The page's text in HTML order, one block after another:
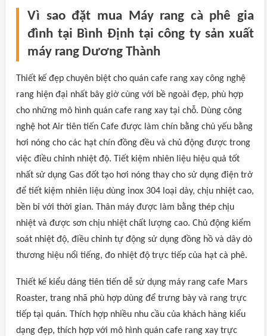
Vì sao đặt mua Máy rang cà phê gia
đình tại Bình Định tại công ty sản xuất
máy rang Dương Thành
Thiết kế đẹp chuyên biệt cho quán cafe rang xay công nghệ
rang hiện đại nhất bây giờ cùng với bề ngoài đẹp, phù hợp
cho những mô hình quán cafe rang xay tại chỗ. Dùng công
nghệ hot Air tiên tiến Cafe được làm chín bằng chủ yếu bằng
hơi nóng cho các hạt chín đồng đều và chủ động được trong
việc điều chỉnh nhiệt độ. Tiết kiệm nhiên liệu hiệu quả tốt
nhất sử dụng Gas đốt tạo hơi nóng thay cho sử dụng điện trở
để tiết kiệm nhiên liệu dùng inox 304 loại dày, chịu nhiệt cao,
bền bỉ với thời gian. Thân máy được làm bằng thép chịu
nhiệt và được sơn chịu nhiệt chất lượng cao. Chủ động kiểm
soát nhiệt độ, điều chỉnh tự động sử dụng đồng hồ và dây dò
thương hiệu nổi tiếng, đo nhiệt độ trực tiếp của hạt cà phê.
Thiết kế kiểu dáng tiên tiến dễ sử dụng máy rang cafe Mars
Roaster, trang nhã phù hợp dùng để trưng bày và rang trực
tiếp tại quán. Thích hợp nhiều nhu cầu của khách hàng kiểu
dạng đẹp, thích hợp với mô hình quán cafe rang xay trực